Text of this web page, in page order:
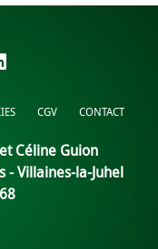
CGV CONTACT
Céline Guion
-Villaines-la-Juhel